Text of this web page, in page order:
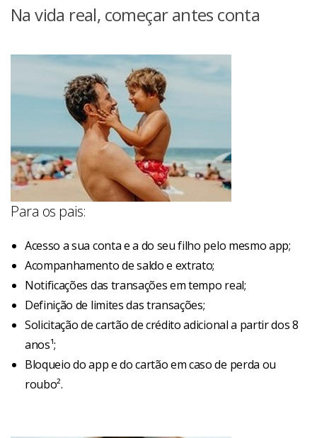
Na vida real, começar antes conta
Para os pais:
Acesso a sua conta e a do seu filho pelo mesmo app;
Acompanhamento de saldo e extrato;
Notificações das transações em tempo real;
Definição de limites das transações;
Solicitação de cartão de crédito adicional a partir dos 8
anos¹;
Bloqueio do app e do cartão em caso de perda ou
roubo².